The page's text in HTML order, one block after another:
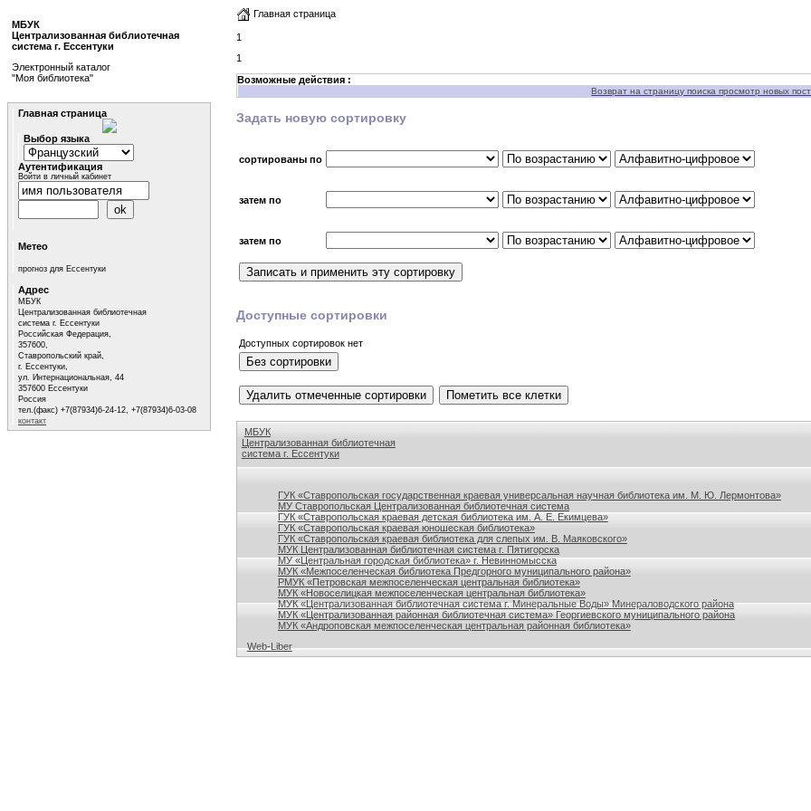
Главная страница
1
1
Возможные действия :
Возврат на страницу поиска просмотр новых
Задать новую сортировку
сортированы по
затем по
затем по
Доступные сортировки
Доступных сортировок нет
МБУК
Централизованная библиотечная
система г. Ессентуки
ГУК «Ставропольская государственная краевая универсальная научная библиотека им. М. Ю. Лермонтова»
МУ Ставропольская Централизованная библиотечная система
ГУК «Ставропольская краевая детская библиотека им. А. Е. Екимцева»
ГУК «Ставропольская краевая юношеская библиотека»
ГУК «Ставропольская краевая библиотека для слепых им. В. Маяковского»
МУК Централизованная библиотечная система г. Пятигорска
МУ «Центральная городская библиотека» г. Невинномысска
МУК «Межпоселенческая библиотека Предгорного муниципального района»
РМУК «Петровская межпоселенческая центральная библиотека»
МУК «Новоселицкая межпоселенческая центральная библиотека»
МУК «Централизованная библиотечная система г. Минеральные Воды» Минераловодского района
МУК «Централизованная районная библиотечная система» Георгиевского муниципального района
МУК «Андроповская межпоселенческая центральная районная библиотека»
Web-Liber
МБУК
Централизованная библиотечная
система г. Ессентуки
Электронный каталог
"Моя библиотека"
Главная страница
Выбор языка
Аутентификация
Войти в личный кабинет
Метео
прогноз для Ессентуки
Адрес
МБУК
Централизованная библиотечная
система г. Ессентуки
Российская Федерация,
357600,
Ставропольский край,
г. Ессентуки,
ул. Интернациональная, 44
357600 Ессентуки
Россия
тел.(факс) +7(87934)6-24-12, +7(87934)6-03-08
контакт